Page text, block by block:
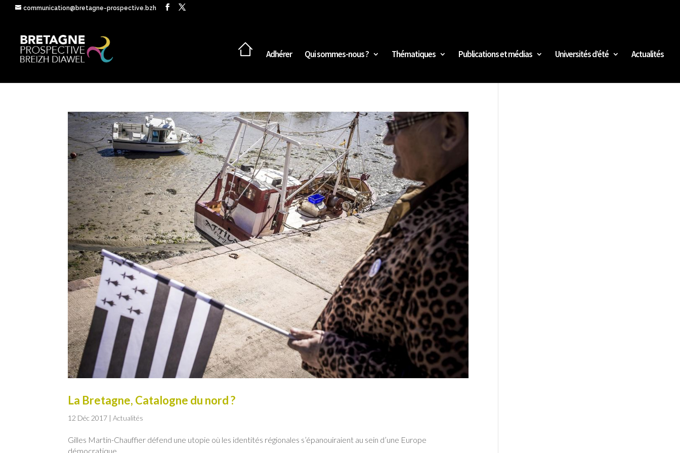
communication@bretagne-prospective.bzh
Adhérer Qui sommes-nous ? Thématiques Publications et médias Universités d’été Actualités
La Bretagne, Catalogne du nord ?
12 Déc 2017 |Actualités
Gilles Martin-Chauffier défend une utopie où les identités régionales s’épanouiraient au sein d’une Europe
démocratique.